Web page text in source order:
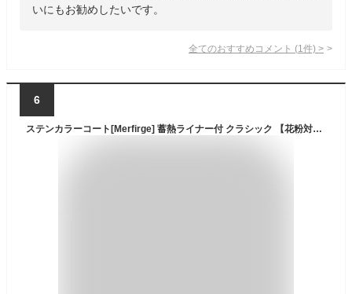
いにもお勧めしたいです。
全てのおすすめコメント (1 件) >
6
ステンカラーコート[Merfirge] 蓄熱ライナー付 クラシック 【花粉対策・弱撥水加工】シンプル きれいめ レディース ビジネス 通勤 フォーマル アウター 入園式 入学式 就活 弱はっ水 春 秋 冬(lc3154)